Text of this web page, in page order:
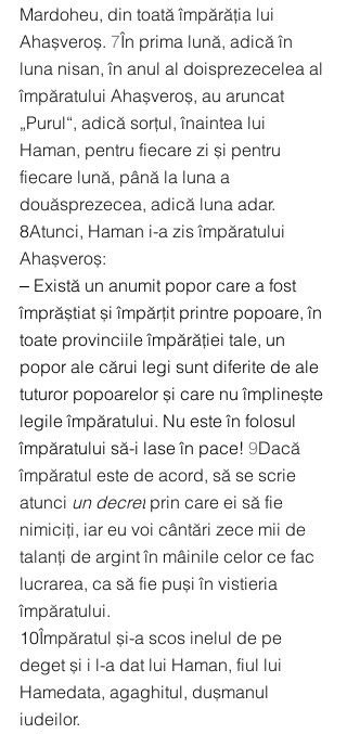
Mardoheu, din toată împărăția lui
Ahașveroș. 7În prima lună, adică în
luna nisan, în anul al doisprezecelea al
împăratului Ahașveroș, au aruncat
„Purul“, adică sorțul, înaintea lui
Haman, pentru fiecare zi și pentru
fiecare lună, până la luna a
douăsprezecea, adică luna adar.
8Atunci, Haman i-a zis împăratului
Ahașveroș:
‒ Există un anumit popor care a fost
împrăștiat și împărțit printre popoare, în
toate provinciile împărăției tale, un
popor ale cărui legi sunt diferite de ale
tuturor popoarelor și care nu împlinește
legile împăratului. Nu este în folosul
împăratului să-i lase în pace! 9Dacă
împăratul este de acord, să se scrie
atunci un decret prin care ei să fie
nimiciți, iar eu voi cântări zece mii de
talanți de argint în mâinile celor ce fac
lucrarea, ca să fie puși în vistieria
împăratului.
10Împăratul și-a scos inelul de pe
deget și i l-a dat lui Haman, fiul lui
Hamedata, agaghitul, dușmanul
iudeilor.